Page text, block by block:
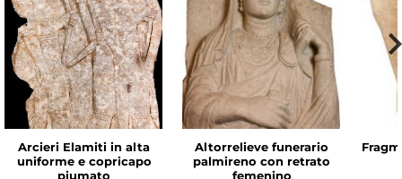
Arcieri Elamiti in alta
uniforme e copricapo
piumato
Altorrelieve funerario
palmireno con retrato
femenino